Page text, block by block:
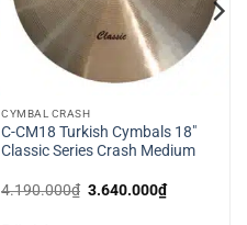
CYMBAL CRASH
C-CM18 Turkish Cymbals 18″
Classic Series Crash Medium
4.190.000₫ Giá
3.640.000₫Giá
hiện